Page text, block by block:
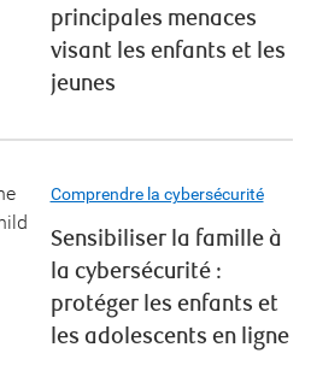
principales menaces
visant les enfants et les
jeunes
Comprendre la cybersécurité
Sensibiliser la famille à
la cybersécurité :
protéger les enfants et
les adolescents en ligne